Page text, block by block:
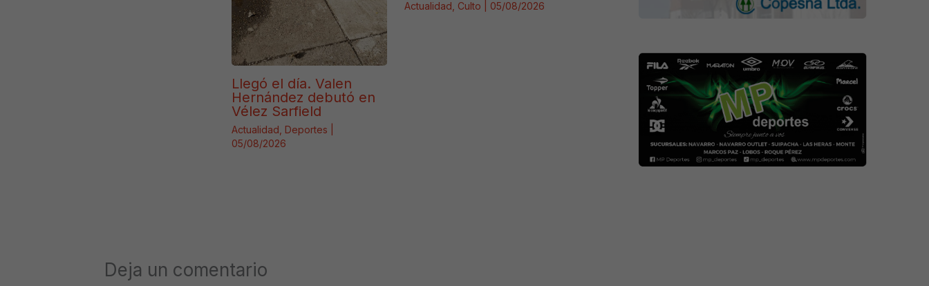
Llegó el día. Valen
Hernández debutó en
Vélez Sarfield
Actualidad Deportes
05/08/2026
Actualidad Culto 05/08/2026
Deja un comentario